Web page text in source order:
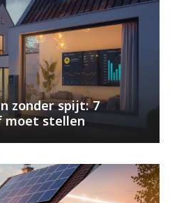
zonder spijt: 7
moet stellen